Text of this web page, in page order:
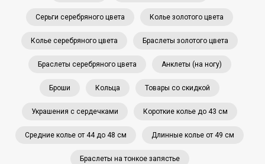
Серьги серебряного цвета Колье золотого цвета
Колье серебряного цвета Браслеты золотого цвета
Браслеты серебряного цвета Анклеты (на ногу)
Броши Кольца Товары со скидкой
Украшения с сердечками Короткие колье до 43 см
Средние колье от 44 до 48 см Длинные колье от 49 см
Браслеты на тонкое запястье